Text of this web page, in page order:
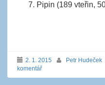
Pipin (189 vteřin,
2. 1. 2015 Petr Hudeček
komentář